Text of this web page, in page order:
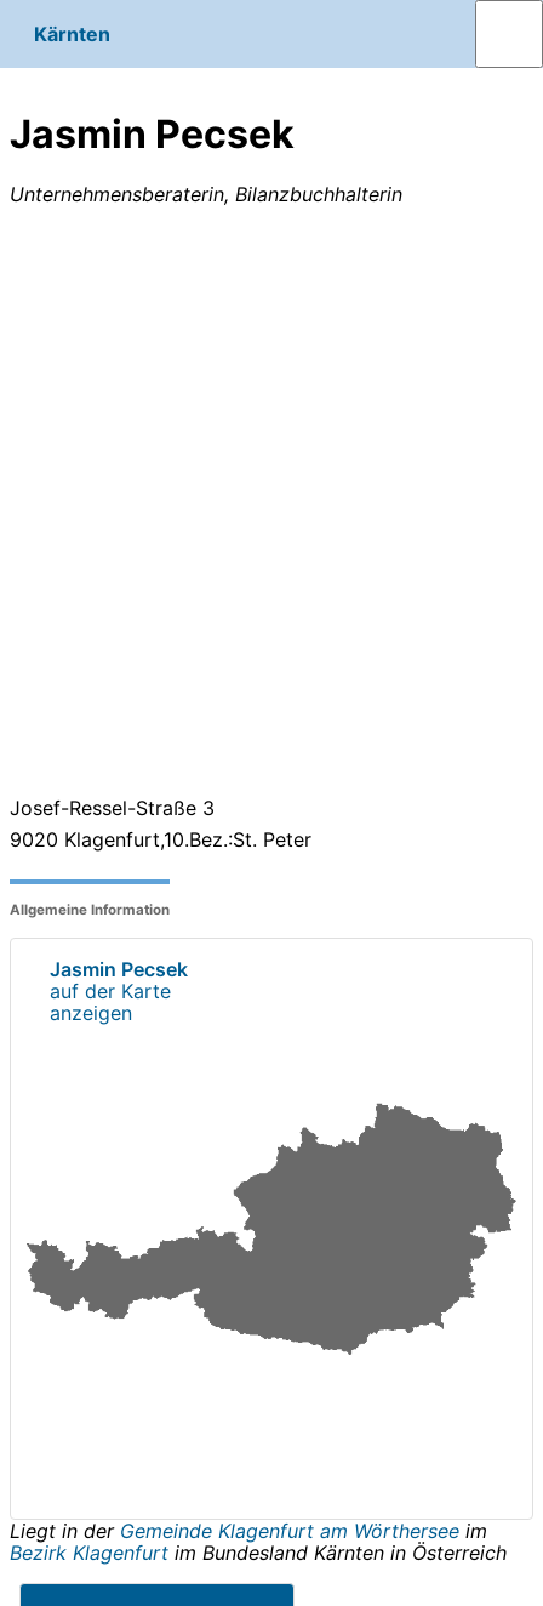
Kärnten
Jasmin Pecsek
Unternehmensberaterin, Bilanzbuchhalterin
Josef-Ressel-Straße 3
9020 Klagenfurt,10.Bez.:St. Peter
Allgemeine Information
Jasmin Pecsek
auf der Karte
anzeigen
Liegt in der Gemeinde Klagenfurt am Wörthersee im
Bezirk Klagenfurt im Bundesland Kärnten in Österreich